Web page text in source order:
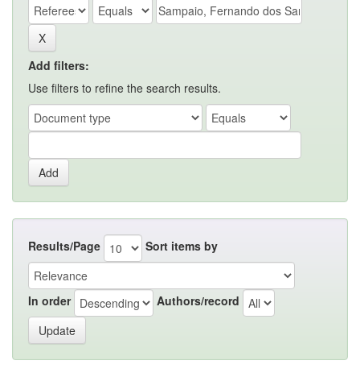
Add filters:
Use filters to refine the search results.
Results/Page Sort items by
In order Authors/record